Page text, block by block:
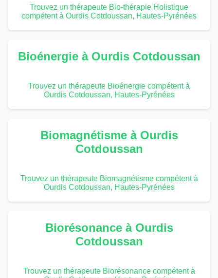
Trouvez un thérapeute Bio-thérapie Holistique
compétent à Ourdis Cotdoussan, Hautes-Pyrénées
Bioénergie à Ourdis Cotdoussan
Trouvez un thérapeute Bioénergie compétent à
Ourdis Cotdoussan, Hautes-Pyrénées
Biomagnétisme à Ourdis
Cotdoussan
Trouvez un thérapeute Biomagnétisme compétent à
Ourdis Cotdoussan, Hautes-Pyrénées
Biorésonance à Ourdis
Cotdoussan
Trouvez un thérapeute Biorésonance compétent à